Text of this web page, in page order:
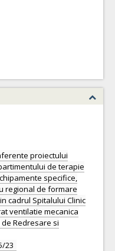
proiectului
de terapie
specifice,
regional de formare
cadrul Spitalului Clinic
ventilatie mecanica
Redresare si
23